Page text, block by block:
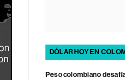
DÓLAR HOY EN
Peso colombiano